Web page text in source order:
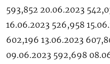
593,852 20.06.2023
16.06.2023 526,958
602,196 13.06.2023
09.06.2023 592,698